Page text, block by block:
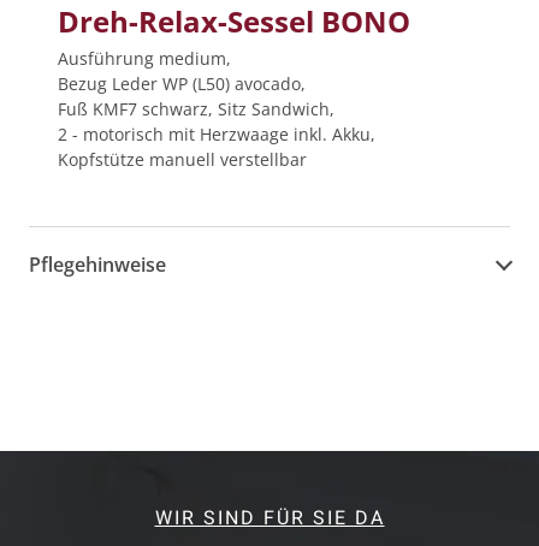
Dreh-Relax-Sessel BONO
Ausführung medium,
Bezug Leder WP (L50) avocado,
Fuß KMF7 schwarz, Sitz Sandwich,
2 - motorisch mit Herzwaage inkl. Akku,
Kopfstütze manuell verstellbar
Pflegehinweise
WIR SIND FÜR SIE DA